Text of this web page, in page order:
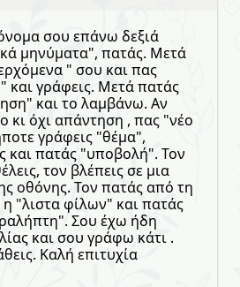
σου επάνω δεξιά
μηνύματα", πατάς. Μετά
" σου και πας
και γράφεις. Μετά πατάς
και το λαμβάνω. Αν
κι όχι απάντηση , πας "νέο
γράφεις "θέμα",
και πατάς "υποβολή". Τον
τον βλέπεις σε μια
οθόνης. Τον πατάς από τη
η "λιστα φίλων" και πατάς
Σου έχω ήδη
και σου γράφω κάτι .
Καλή επιτυχία